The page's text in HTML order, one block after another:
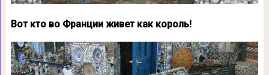
Вот кто во Франции живет как король!